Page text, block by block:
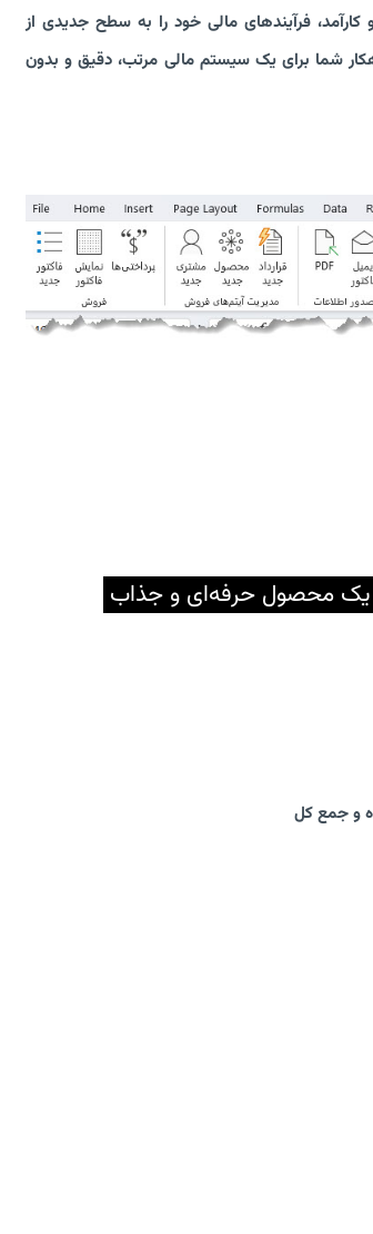
فرآیندهای مالی خود را به سطح جدیدی از
شما برای یک سیستم مالی مرتب، دقیق و بدون
یک محصول حرفه‌ای و جذاب
و جمع کل